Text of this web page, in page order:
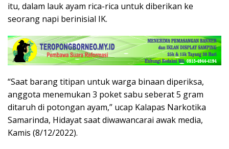
itu, dalam lauk ayam rica-rica untuk diberikan ke
seorang napi berinisial IK.
“Saat barang titipan untuk warga binaan diperiksa,
anggota menemukan 3 poket sabu seberat 5 gram
ditaruh di potongan ayam,” ucap Kalapas Narkotika
Samarinda, Hidayat saat diwawancarai awak media,
Kamis (8/12/2022).